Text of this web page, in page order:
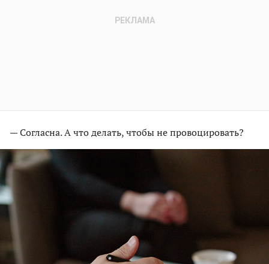
— Согласна. А что делать, чтобы не провоцировать?